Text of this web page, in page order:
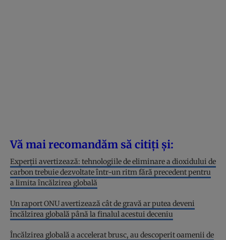
Vă mai recomandăm să citiți și:
Experții avertizează: tehnologiile de eliminare a dioxidului de
carbon trebuie dezvoltate într-un ritm fără precedent pentru
a limita încălzirea globală
Un raport ONU avertizează cât de gravă ar putea deveni
încălzirea globală până la finalul acestui deceniu
Încălzirea globală a accelerat brusc, au descoperit oamenii de